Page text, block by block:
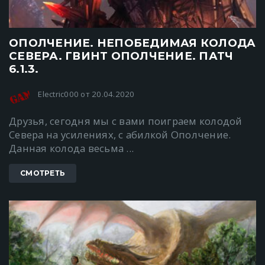
ОПОЛЧЕНИЕ. НЕПОБЕДИМАЯ КОЛОДА
СЕВЕРА. ГВИНТ ОПОЛЧЕНИЕ. ПАТЧ
6.1.3.
Electric000 от 20.04.2020
Друзья, сегодня мы с вами поиграем колодой
Севера на усилениях, с абилкой Ополчение.
Данная колода весьма ...
СМОТРЕТЬ